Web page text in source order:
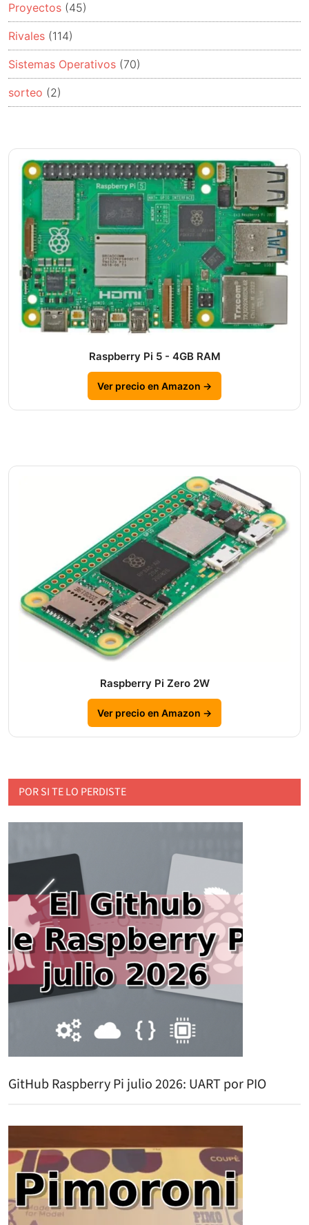
Proyectos (45)
Rivales (114)
Sistemas Operativos (70)
sorteo (2)
Raspberry Pi 5 - 4GB RAM
Ver precio en Amazon →
Raspberry Pi Zero 2W
Ver precio en Amazon →
POR SI TE LO PERDISTE
GitHub Raspberry Pi julio 2026: UART por PIO